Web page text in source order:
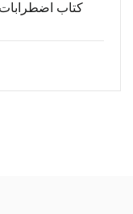
كتاب اضطرابات